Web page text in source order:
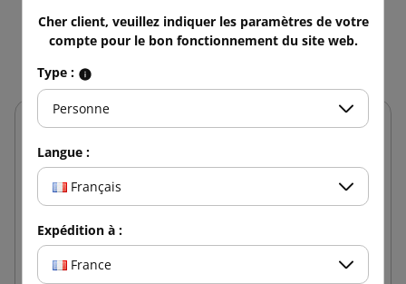
Vous aimerez aussi
Cher client, veuillez indiquer les paramètres de votre
compte pour le bon fonctionnement du site web.
Type :
Personne
Langue :
Français
Expédition à :
France